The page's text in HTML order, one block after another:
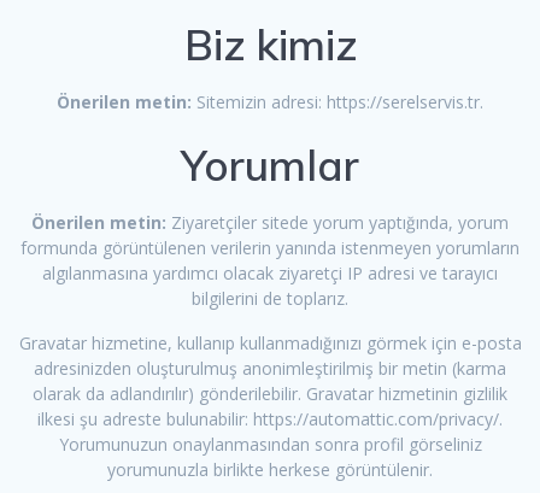
Biz kimiz
Önerilen metin: Sitemizin adresi: https://serelservis.tr.
Yorumlar
Önerilen metin: Ziyaretçiler sitede yorum yaptığında, yorum
formunda görüntülenen verilerin yanında istenmeyen yorumların
algılanmasına yardımcı olacak ziyaretçi IP adresi ve tarayıcı
bilgilerini de toplarız.
Gravatar hizmetine, kullanıp kullanmadığınızı görmek için e-posta
adresinizden oluşturulmuş anonimleştirilmiş bir metin (karma
olarak da adlandırılır) gönderilebilir. Gravatar hizmetinin gizlilik
ilkesi şu adreste bulunabilir: https://automattic.com/privacy/.
Yorumunuzun onaylanmasından sonra profil görseliniz
yorumunuzla birlikte herkese görüntülenir.